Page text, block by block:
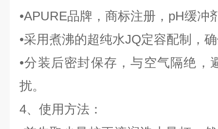
•APURE品牌，商标注册，pH缓冲
•采用煮沸的超纯水JQ定容配制，
•分装后密封保存，与空气隔绝，
扰。
4、使用方法：